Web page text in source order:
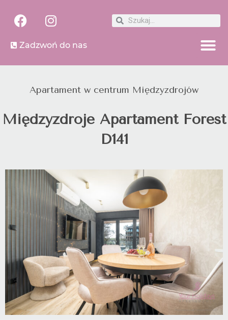
Zadzwoń do nas
Apartament w centrum Międzyzdrojów
Międzyzdroje Apartament Forest
D141